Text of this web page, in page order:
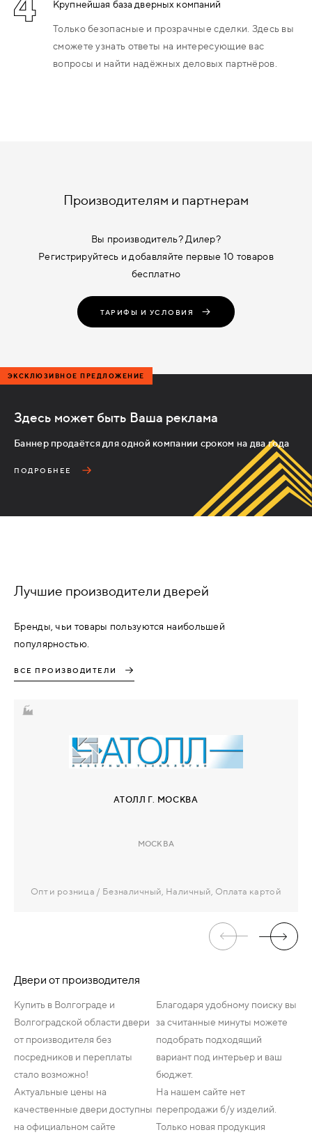
Крупнейшая база дверных компаний
Только безопасные и прозрачные сделки. Здесь вы
сможете узнать ответы на интересующие вас
вопросы и найти надёжных деловых партнёров.
Производителям и партнерам
Вы производитель? Дилер?
Регистрируйтесь и добавляйте первые 10 товаров
бесплатно
ТАРИФЫ И УСЛОВИЯ
ЭКСКЛЮЗИВНОЕ ПРЕДЛОЖЕНИЕ
Здесь может быть Ваша реклама
Баннер продаётся для одной компании сроком на два года
ПОДРОБНЕЕ
Лучшие производители дверей
Бренды, чьи товары пользуются наибольшей
популярностью.
ВСЕ ПРОИЗВОДИТЕЛИ
АТОЛЛ Г. МОСКВА
МОСКВА
Опт и розница Безналичный, Наличный, Оплата картой
Двери от производителя
Купить в Волгограде и
Волгоградской области двери
от производителя без
посредников и переплаты
стало возможно!
Актуальные цены на
качественные двери доступны
на официальном сайте
Благодаря удобному поиску вы
за считанные минуты можете
подобрать подходящий
вариант под интерьер и ваш
бюджет.
На нашем сайте нет
перепродажи б/у изделий.
Только новая продукция